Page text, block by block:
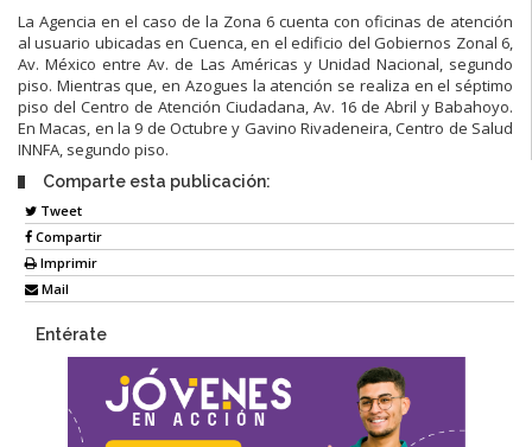
La Agencia en el caso de la Zona 6 cuenta con oficinas de atención
al usuario ubicadas en Cuenca, en el edificio del Gobiernos Zonal 6,
Av. México entre Av. de Las Américas y Unidad Nacional, segundo
piso. Mientras que, en Azogues la atención se realiza en el séptimo
piso del Centro de Atención Ciudadana, Av. 16 de Abril y Babahoyo.
En Macas, en la 9 de Octubre y Gavino Rivadeneira, Centro de Salud
INNFA, segundo piso.
Comparte esta publicación:
Tweet
Compartir
Imprimir
Mail
Entérate